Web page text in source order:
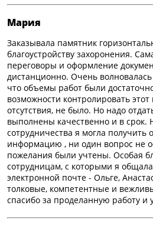
Мария
Заказывала памятник
благоустройству захоронения.
переговоры и оформление
дистанционно. Очень
что объемы работ были
возможности контролировать
отсутствия, не было. Но надо
выполнены качественно и в срок.
сотрудничества я могла получить
информацию , ни один вопрос не
пожелания были учтены. Особая
сотрудницам, с которыми я
электронной почте - Ольге,
толковые, компетентные и
спасибо за проделанную работу и